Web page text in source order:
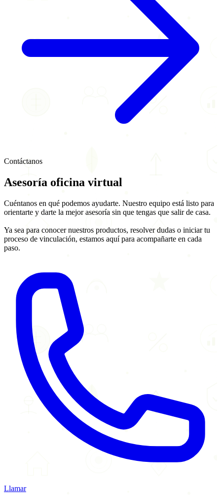
Contáctanos
Asesoría oficina virtual
Cuéntanos en qué podemos ayudarte. Nuestro equipo está listo para
orientarte y darte la mejor asesoría sin que tengas que salir de casa.
Ya sea para conocer nuestros productos, resolver dudas o iniciar tu
proceso de vinculación, estamos aquí para acompañarte en cada
paso.
Llamar